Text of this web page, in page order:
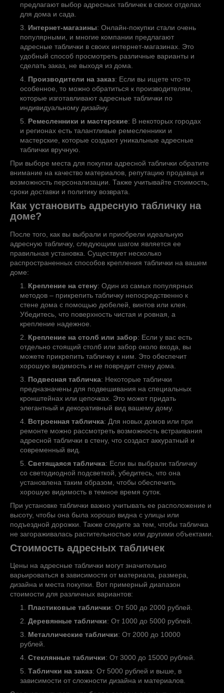
предлагают выбор адресных табличек в своих отделах
для дома и сада.
Интернет-магазины: Онлайн-покупки стали очень
популярными, и многие компании предлагают
адресные таблички в своих интернет-магазинах. Это
удобный способ просмотреть различные варианты и
сделать заказ, не выходя из дома.
Производители на заказ: Если вы ищете что-то
особенное, то можно обратиться к производителям,
которые изготавливают адресные таблички по
индивидуальному дизайну.
Ремесленники и мастерские: В некоторых городах
и регионах есть талантливые ремесленники и
мастерские, которые создают уникальные адресные
таблички вручную.
При выборе места для покупки адресной таблички обратите
внимание на качество материалов, репутацию продавца и
возможность персонализации. Также учитывайте стоимость,
сроки доставки и политику возврата.
Как установить адресную табличку на
доме?
После того, как вы выбрали и приобрели идеальную
адресную табличку, следующим шагом является ее
правильная установка. Существует несколько
распространенных способов крепления таблички на вашем
доме:
Крепление на стену: Один из самых популярных
методов – прикрепить табличку непосредственно к
стене дома с помощью дюбелей, винтов или клея.
Убедитесь, что поверхность чистая и ровная, а
крепление надежное.
Крепление на столб или забор: Если у вас есть
отдельно стоящий столб или забор около входа, вы
можете прикрепить табличку к ним. Это обеспечит
хорошую видимость и не повредит стену дома.
Подвесная табличка: Некоторые таблички
предназначены для подвешивания на специальных
кронштейнах или цепочках. Это может придать
элегантный и декоративный вид вашему дому.
Встроенная табличка: Для новых домов или при
ремонте можно рассмотреть возможность встраивания
адресной таблички в стену, что создаст аккуратный и
современный вид.
Светящаяся табличка: Если вы выбрали табличку
со светодиодной подсветкой, убедитесь, что она
установлена таким образом, чтобы обеспечить
хорошую видимость в темное время суток.
При установке таблички важно учитывать ее расположение и
высоту, чтобы она была хорошо видна с улицы или
подъездной дорожки. Также следите за тем, чтобы табличка
не загораживалась растительностью или другими объектами.
Стоимость адресных табличек
Цены на адресные таблички могут значительно
варьироваться в зависимости от материала, размера,
дизайна и места покупки. Вот примерный диапазон
стоимости для различных вариантов:
Пластиковые таблички: От 500 до 2000 рублей.
Деревянные таблички: От 1000 до 5000 рублей.
Металлические таблички: От 2000 до 10000
рублей.
Стеклянные таблички: От 3000 до 15000 рублей.
Таблички на заказ: От 5000 рублей и выше, в
зависимости от сложности дизайна и материалов.